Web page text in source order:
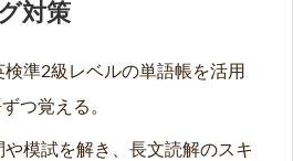
対策
検準2級レベルの単語帳を活用
つ覚える。
や模試を解き、長文読解のスキ